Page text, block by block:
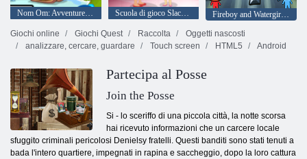
Nom Om: Avventure invernali Scuola di gioco Slacking
Giochi online
Giochi Quest Raccolta
Oggetti nascosti
analizzare, cercare, guardare
Touch screen HTML5 Android
Partecipa al Posse
Join the Posse
Si - lo sceriffo di una piccola città, la notte scorsa
hai ricevuto informazioni che un carcere locale
sfuggito criminali pericolosi Denielsy fratelli. Questi banditi sono stati tenuti a
bada l'intero quartiere, impegnati in rapina e saccheggio, dopo la loro cattura